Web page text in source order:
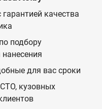
качества
подбору
для вас сроки
кузовных